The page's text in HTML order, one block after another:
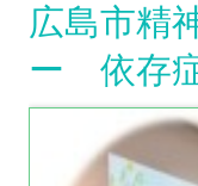
広島市精
ー 依存